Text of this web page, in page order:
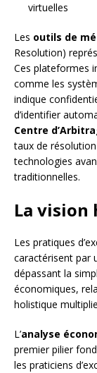
virtuelles
Les outils de
Resolution)
Ces plateformes
comme les
indique
d’identifier
Centre
taux de
technologies
traditionnelles.
La
Les pratiques
caractérisent par
dépassant la
économiques,
holistique
L’analyse
premier pilier
les praticiens